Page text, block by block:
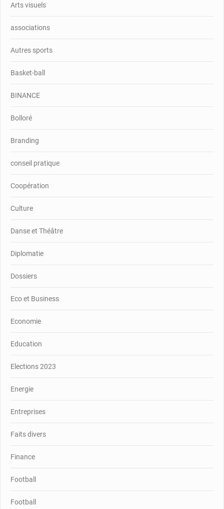
Arts visuels
associations
Autres sports
Basket-ball
BINANCE
Bolloré
Branding
conseil pratique
Coopération
Culture
Danse et Théâtre
Diplomatie
Dossiers
Eco et Business
Economie
Education
Elections 2023
Energie
Entreprises
Faits divers
Finance
Football
Football